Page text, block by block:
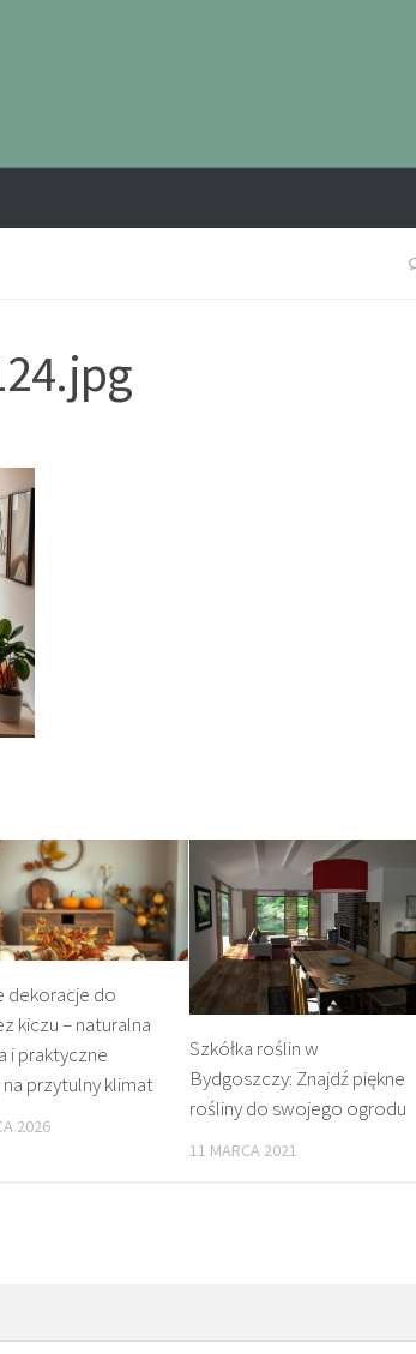
dekoracje do
kiczu – naturalna
i praktyczne
na przytulny klimat
2026
Szkółka roślin w
Bydgoszczy: Znajdź piękne
rośliny do swojego ogrodu
11 MARCA 2021